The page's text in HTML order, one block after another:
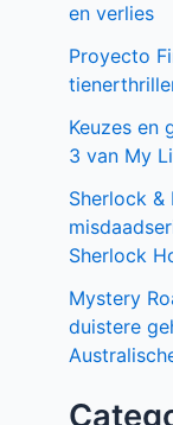
en verlies
Proyecto
Keuzes en
3 van My
Sherlock &
Sherlock
Mystery
duistere